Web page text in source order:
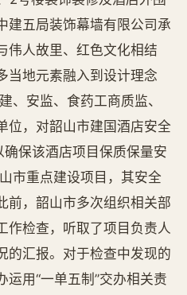
建五局装饰幕墙有限公司承
伟人故里、红色文化相结
当地元素融入到设计理念
、安监、食药工商质监、
位，对韶山市建国酒店安全
确保该酒店项目保质保量安
市重点建设项目，其安全
前，韶山市多次组织相关部
作检查，听取了项目负责人
的汇报。对于检查中发现的
用“一单五制”交办相关责